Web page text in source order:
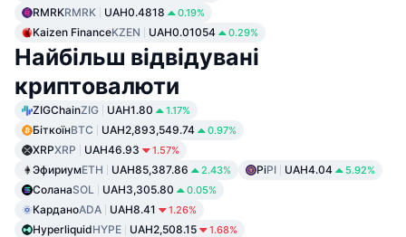
RMRKRMRK UAH0.4818 0.19%
Kaizen FinanceKZEN UAH0.01054 0.29%
Найбільш відвідувані
криптовалюти
ZIGChainZIG UAH1.80 1.17%
БіткоїнBTC UAH2,893,549.74 0.97%
XRPXRP UAH46.93 1.57%
ЭфириумETH UAH85,387.86 2.43% PiPI UAH4.04 5.92%
СоланаSOL UAH3,305.80 0.05%
КарданоADA UAH8.41 1.26%
HyperliquidHYPE UAH2,508.15 1.68%